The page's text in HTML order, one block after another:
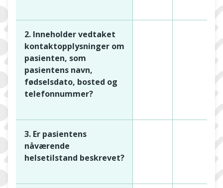
2. Inneholder vedtaket
kontaktopplysninger om
pasienten, som
pasientens navn,
fødselsdato, bosted og
telefonnummer?
3. Er pasientens
nåværende
helsetilstand beskrevet?